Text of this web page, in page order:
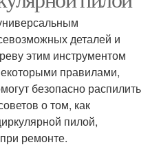
деталей и
этим инструментом
правилами,
безопасно распилить
о том, как
пилой,
ремонте.